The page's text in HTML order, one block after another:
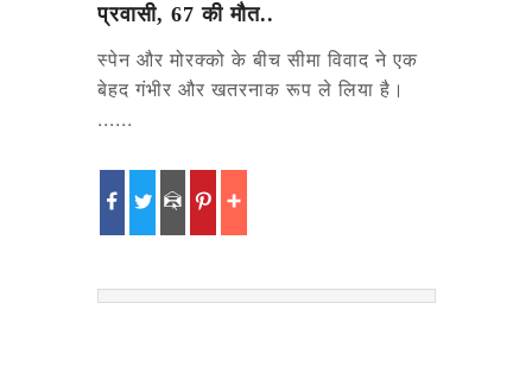
प्रवासी, 67 की मौत..
स्पेन और मोरक्को के बीच सीमा विवाद ने एक
बेहद गंभीर और खतरनाक रूप ले लिया है।
......